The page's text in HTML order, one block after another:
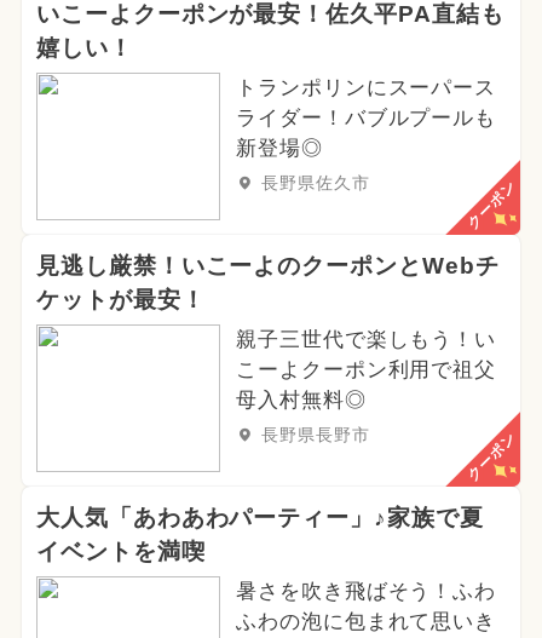
いこーよクーポンが最安！佐久平PA直結も
嬉しい！
トランポリンにスーパース
ライダー！バブルプールも
新登場◎
長野県佐久市 クーポン
見逃し厳禁！いこーよのクーポンとWebチ
ケットが最安！
親子三世代で楽しもう！い
こーよクーポン利用で祖父
母入村無料◎
長野県長野市 クーポン
大人気「あわあわパーティー」♪家族で夏
イベントを満喫
暑さを吹き飛ばそう！ふわ
ふわの泡に包まれて思いき